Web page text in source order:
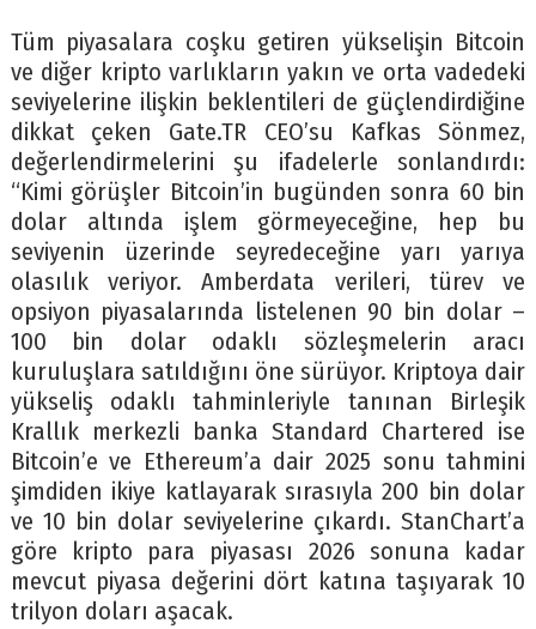
Tüm piyasalara coşku getiren yükselişin Bitcoin
ve diğer kripto varlıkların yakın ve orta vadedeki
seviyelerine ilişkin beklentileri de güçlendirdiğine
dikkat çeken Gate.TR CEO’su Kafkas Sönmez,
değerlendirmelerini şu ifadelerle sonlandırdı:
“Kimi görüşler Bitcoin’in bugünden sonra 60 bin
dolar altında işlem görmeyeceğine, hep bu
seviyenin üzerinde seyredeceğine yarı yarıya
olasılık veriyor. Amberdata verileri, türev ve
opsiyon piyasalarında listelenen 90 bin dolar –
100 bin dolar odaklı sözleşmelerin aracı
kuruluşlara satıldığını öne sürüyor. Kriptoya dair
yükseliş odaklı tahminleriyle tanınan Birleşik
Krallık merkezli banka Standard Chartered ise
Bitcoin’e ve Ethereum’a dair 2025 sonu tahmini
şimdiden ikiye katlayarak sırasıyla 200 bin dolar
ve 10 bin dolar seviyelerine çıkardı. StanChart’a
göre kripto para piyasası 2026 sonuna kadar
mevcut piyasa değerini dört katına taşıyarak 10
trilyon doları aşacak.